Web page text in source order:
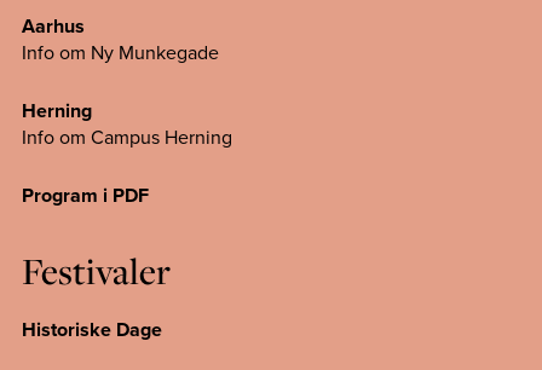
Aarhus
Info om Ny Munkegade
Herning
Info om Campus Herning
Program i PDF
Festivaler
Historiske Dage